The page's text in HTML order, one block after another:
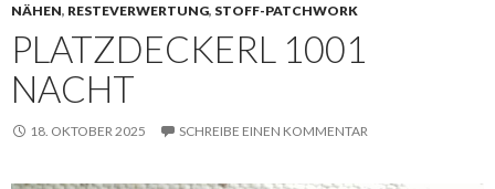
NÄHEN, RESTEVERWERTUNG, STOFF-PATCHWORK
PLATZDECKERL 1001
NACHT
18. OKTOBER 2025 SCHREIBE EINEN KOMMENTAR